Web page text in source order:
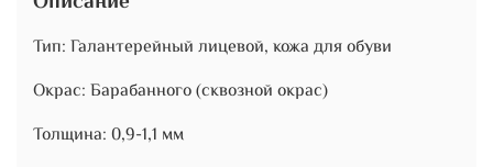
Тип: Галантерейный лицевой, кожа для обуви
Окрас: Барабанного (сквозной окрас)
Толщина: 0,9-1,1 мм